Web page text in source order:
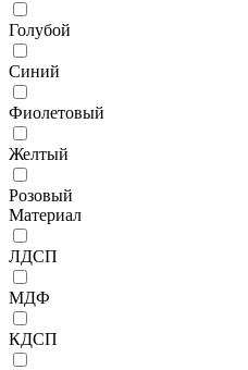
Голубой
Синий
Фиолетовый
Желтый
Розовый
Материал
ЛДСП
МДФ
КДСП